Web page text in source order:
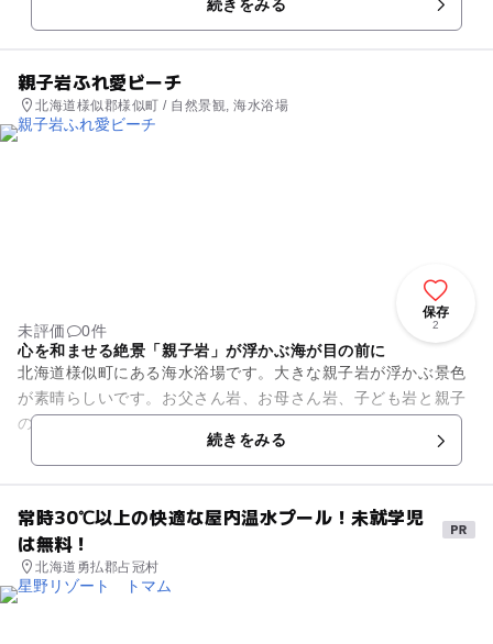
知られるイタンキ浜を望めま...続きをみる
親子岩ふれ愛ビーチ
北海道様似郡様似町 / 自然景観, 海水浴場
保存
2
未評価
0件
心を和ませる絶景「親子岩」が浮かぶ海が目の前に
北海道様似町にある海水浴場です。大きな親子岩が浮かぶ景色
が素晴らしいです。お父さん岩、お母さん岩、子ども岩と親子
のように3つの岩が並んでいます。天気が良い日は、景色に見
とれてしまうくらいとても美...続きをみる
常時30℃以上の快適な屋内温水プール！未就学児
は無料！
北海道勇払郡占冠村